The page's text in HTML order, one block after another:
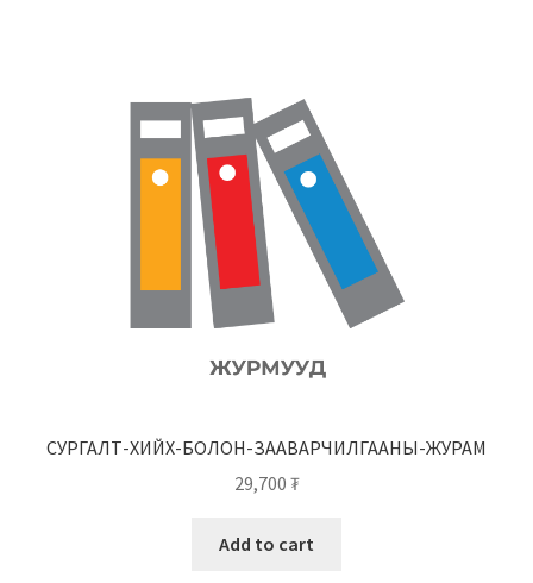
СУРГАЛТ-ХИЙХ-БОЛОН-ЗААВАРЧИЛГААНЫ-ЖУРАМ
29,700 ₮
Add to cart